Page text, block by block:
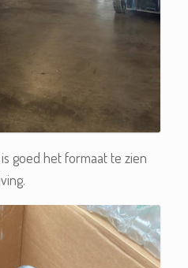
goed het formaat te zien